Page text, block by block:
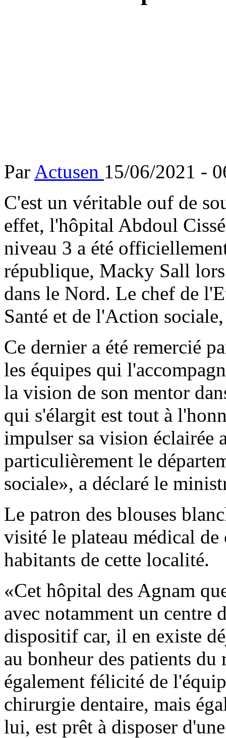
Par Actusen 15/06/2021 -
C'est un véritable ouf de
effet, l'hôpital Abdoul
niveau 3 a été
république, Macky Sall
dans le Nord. Le chef de
Santé et de l'Action
Ce dernier a été remercié
les équipes qui
la vision de son mentor
qui s'élargit est tout à
impulser sa vision éclairée
particulièrement le
sociale», a déclaré le
Le patron des blouses
visité le plateau médical
habitants de cette localité.
«Cet hôpital des Agnam
avec notamment un centre
dispositif car, il en existe
au bonheur des patients
également félicité de
chirurgie dentaire, mais
lui, est prêt à disposer